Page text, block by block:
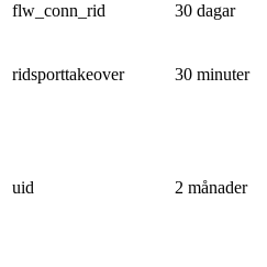
flw_conn_rid 30 dagar
ridsporttakeover 30 minuter
uid 2 månader